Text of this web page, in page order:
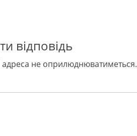
відповідь
не оприлюднюватиметься.